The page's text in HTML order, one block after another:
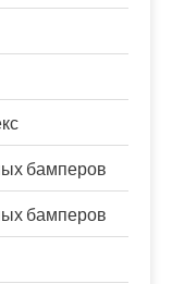
бамперов
бамперов